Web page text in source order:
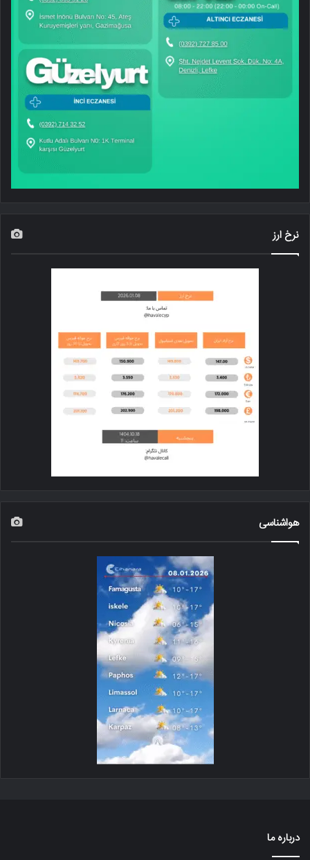
نرخ ارز
هواشناسی
درباره ما